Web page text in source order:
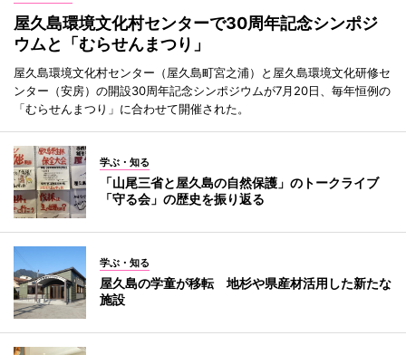
屋久島環境文化村センターで30周年記念シンポジ
ウムと「むらせんまつり」
屋久島環境文化村センター（屋久島町宮之浦）と屋久島環境文化研修セ
ンター（安房）の開設30周年記念シンポジウムが7月20日、毎年恒例の
「むらせんまつり」に合わせて開催された。
学ぶ・知る
「山尾三省と屋久島の自然保護」のトークライブ
「守る会」の歴史を振り返る
学ぶ・知る
屋久島の学童が移転 地杉や県産材活用した新たな
施設